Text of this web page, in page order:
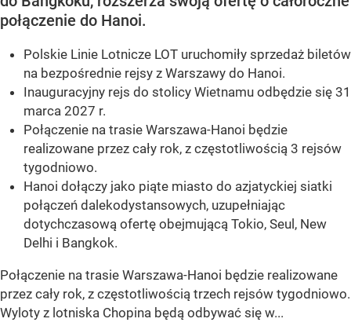
połączenie do Hanoi.
Polskie Linie Lotnicze LOT uruchomiły sprzedaż biletów
na bezpośrednie rejsy z Warszawy do Hanoi.
Inauguracyjny rejs do stolicy Wietnamu odbędzie się 31
marca 2027 r.
Połączenie na trasie Warszawa-Hanoi będzie
realizowane przez cały rok, z częstotliwością 3 rejsów
tygodniowo.
Hanoi dołączy jako piąte miasto do azjatyckiej siatki
połączeń dalekodystansowych, uzupełniając
dotychczasową ofertę obejmującą Tokio, Seul, New
Delhi i Bangkok.
Połączenie na trasie Warszawa-Hanoi będzie realizowane
przez cały rok, z częstotliwością trzech rejsów tygodniowo.
Wyloty z lotniska Chopina będą odbywać się w...